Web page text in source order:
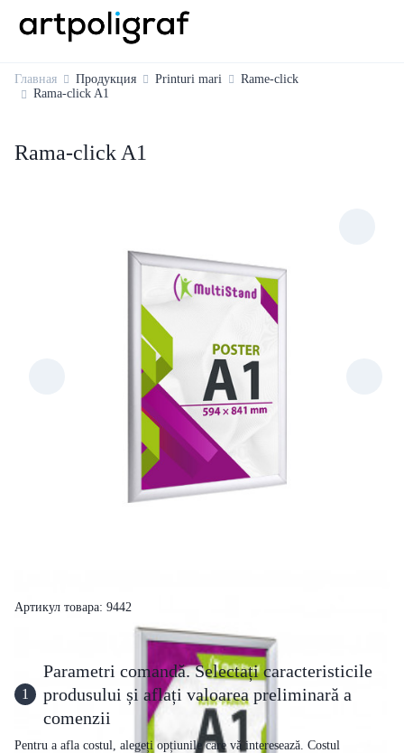
Главная Продукция Printuri mari
Rame-click
Rama-click A1
Rama-click A1
Артикул товара: 9442
1
Parametri comandă. Selectați caracteristicile
produsului și aflați valoarea preliminară a
comenzii
Pentru a afla costul, alegeți opțiunile care vă interesează. Costul